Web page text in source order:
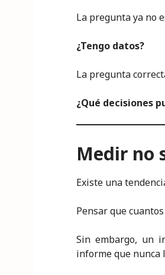
La pregunta ya no
¿Tengo datos?
La pregunta
¿Qué decisiones
Medir no
Existe una
Pensar que
Sin embargo, un
informe que nunca